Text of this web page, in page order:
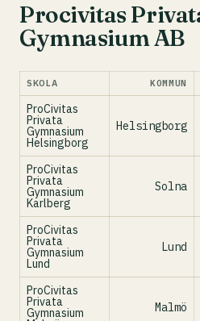
Procivitas
Gymnasium AB
SKOLA KOMMUN
ProCivitas
Privata
Gymnasium
Helsingborg
Helsingborg
ProCivitas
Privata
Gymnasium
Karlberg
Solna
ProCivitas
Privata
Gymnasium
Lund
Lund
ProCivitas
Privata
Gymnasium Malmö